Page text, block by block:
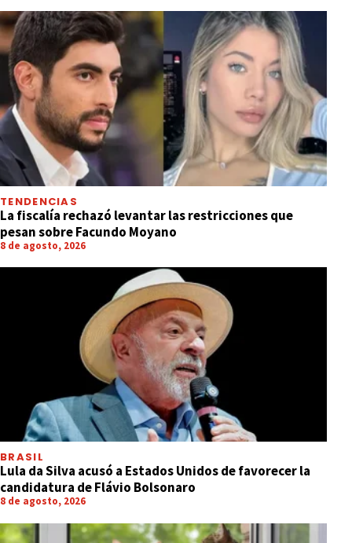
TENDENCIAS
La fiscalía rechazó levantar las restricciones que
pesan sobre Facundo Moyano
8 de agosto, 2026
BRASIL
Lula da Silva acusó a Estados Unidos de favorecer la
candidatura de Flávio Bolsonaro
8 de agosto, 2026